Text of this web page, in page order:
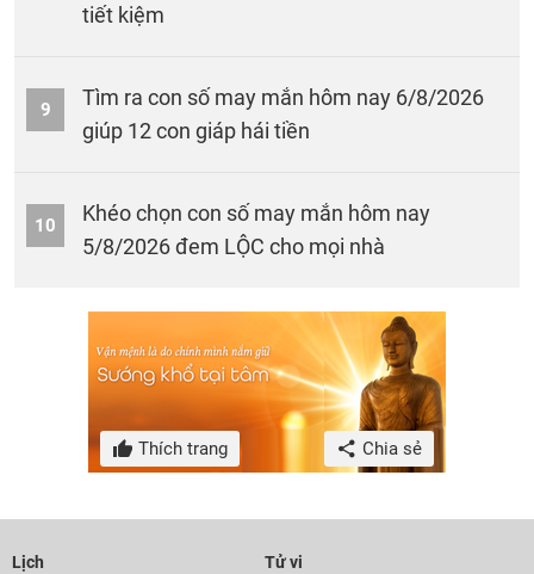
tiết kiệm
9
Tìm ra con số may mắn hôm nay 6/8/2026
giúp 12 con giáp hái tiền
10
Khéo chọn con số may mắn hôm nay
5/8/2026 đem LỘC cho mọi nhà
Thích trang Chia sẻ
Lịch
Tử vi